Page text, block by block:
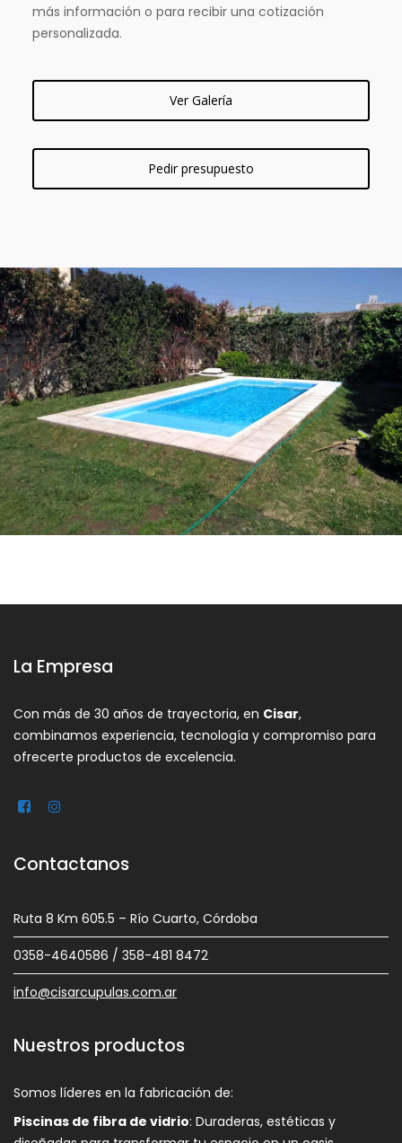
más información o para recibir una cotización
personalizada.
Ver Galería
Pedir presupuesto
La Empresa
Con más de 30 años de trayectoria, en Cisar,
combinamos experiencia, tecnología y compromiso para
ofrecerte productos de excelencia.
Contactanos
Ruta 8 Km 605.5 – Río Cuarto, Córdoba
0358-4640586 / 358-481 8472
info@cisarcupulas.com.ar
Nuestros productos
Somos líderes en la fabricación de:
Piscinas de fibra de vidrio: Duraderas, estéticas y